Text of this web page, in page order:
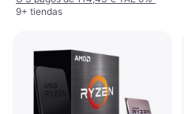
9+ tiendas